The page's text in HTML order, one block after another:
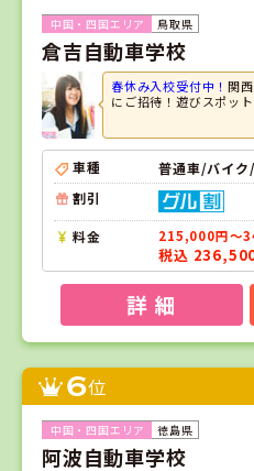
鳥取県
倉吉自動車学校
春休み入校受付中！関
にご招待！遊びスポット
車種
普通車/バイク
割引
料金 215,000円～
税込
詳 細
6位
徳島県
阿波自動車学校